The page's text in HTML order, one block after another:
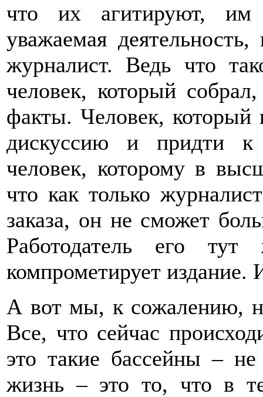
что их агитируют, им
уважаемая
журналист. Ведь что
человек, который
факты. Человек, который
дискуссию и придти к
человек, которому в
что как только
заказа, он не сможет
Работодатель его
компрометирует издание.
А вот мы, к сожалению,
Все, что сейчас
это такие бассейны –
жизнь – это то, что в